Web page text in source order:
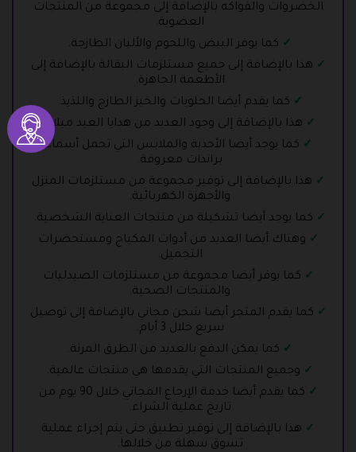
الخضروات والفواكه بالإضافة إلى مجموعة من المنتجات
العضوية.
كما يوفر البيض واللحوم والألبان الطازجة.
هذا بالإضافة إلى جميع مستلزمات البقالة بالإضافة إلى
الأطعمة الجاهزة.
كما يقدم أيضا الحلويات والخبز الطازج واللذيذ.
هذا بالإضافة إلى وجود العديد من هدايا العيد ميلاد.
كما يوجد أيضا الأحذية والملابس التي تحمل أسماء
براندات معروفة.
هذا بالإضافة إلى توفير مجموعة من مستلزمات المنزل
والأجهزة الكهربائية.
كما يوجد أيضا تشكيلة من منتجات العناية الشخصية.
وهناك أيضا العديد من أدوات المكياج ومستحضرات
التجميل.
كما يوفر أيضا مجموعة من مستلزمات الصيدليات
والمنتجات الصحية.
كما يقدم المتجر أيضا شحن مجاني بالإضافة إلى توصيل
سريع خلال 3 أيام.
كما يمكن الدفع بالعديد من الطرق المرنة.
وجميع المنتجات التي يقدمها هي منتجات عالمية.
كما يقدم أيضا خدمة الإرجاع المجاني خلال 90 يوم من
تاريخ عملية الشراء.
هذا بالإضافة إلى توفير تطبيق حتى يتم إجراء عملية
تسوق سهلة من خلالها.